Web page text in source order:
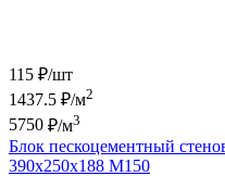
115 ₽/шт
1437.5 ₽/м2
5750 ₽/м3
Блок пескоцементный
390х250х188 М150